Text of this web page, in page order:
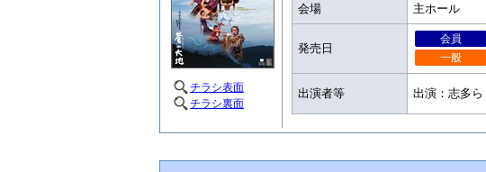
チラシ表面
チラシ裏面
会場 主ホール
発売日
会員
一般
出演者等 出演：志多